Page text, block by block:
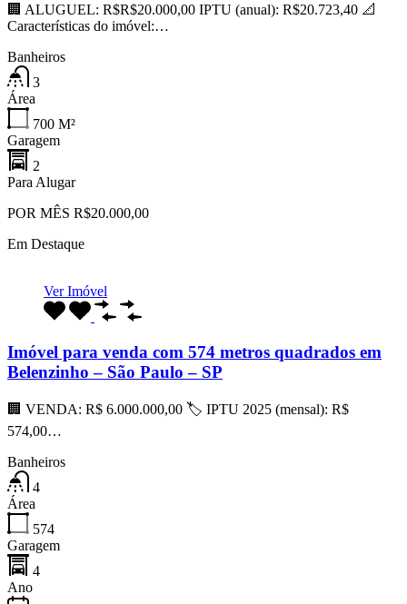
🏢 ALUGUEL: R$R$20.000,00 IPTU (anual): R$20.723,40 📐
Características do imóvel:…
Banheiros
3
Área
700 M²
Garagem
2
Para Alugar
POR MÊS R$20.000,00
Em Destaque
Ver Imóvel
Imóvel para venda com 574 metros quadrados em
Belenzinho – São Paulo – SP
🏢 VENDA: R$ 6.000.000,00 🏷 IPTU 2025 (mensal): R$
574,00…
Banheiros
4
Área
574
Garagem
4
Ano